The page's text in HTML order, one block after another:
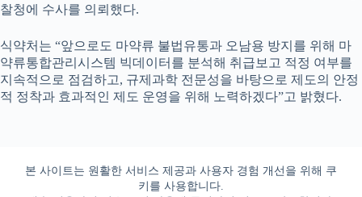
본 사이트는 원활한 서비스 제공과 사용자 경험 개선을 위해 쿠
키를 사용합니다.
찰청에 수사를 의뢰했다.
식약처는 “앞으로도 마약류 불법유통과 오남용 방지를 위해 마
약류통합관리시스템 빅데이터를 분석해 취급보고 적정 여부를
지속적으로 점검하고, 규제과학 전문성을 바탕으로 제도의 안정
적 정착과 효과적인 제도 운영을 위해 노력하겠다”고 밝혔다.